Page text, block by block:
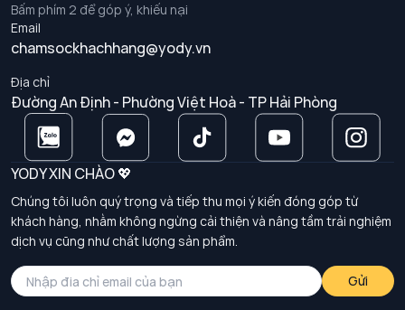
Bấm phím 2 để góp ý, khiếu nại
Email
chamsockhachhang@yody.vn
Địa chỉ
Đường An Định - Phường Việt Hoà - TP Hải Phòng
YODY XIN CHÀO 💖
Chúng tôi luôn quý trọng và tiếp thu mọi ý kiến đóng góp từ
khách hàng, nhằm không ngừng cải thiện và nâng tầm trải nghiệm
dịch vụ cũng như chất lượng sản phẩm.
Gửi